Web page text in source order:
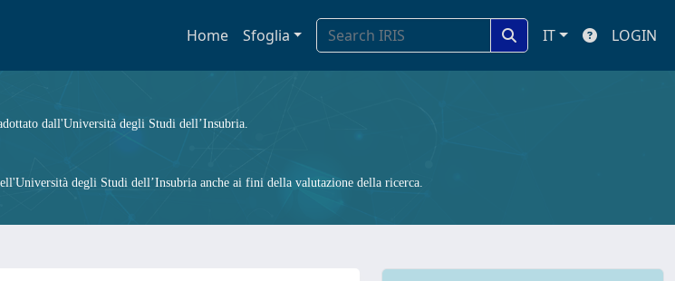
Home Sfoglia IT LOGIN
dall'Università degli Studi dell’Insubria.
degli Studi dell’Insubria anche ai fini della valutazione della ricerca.